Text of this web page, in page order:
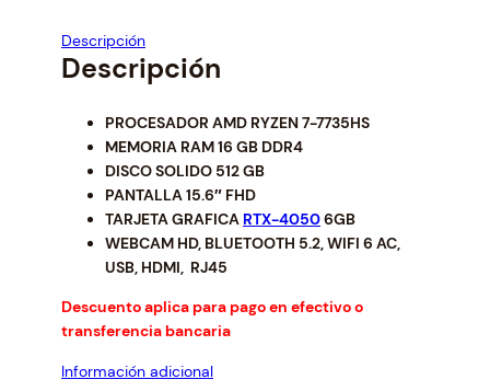
c
e
w
s
:
$
1
3
9
8
.
6
.
s
$
1
2
9
5
.
0
0
.
Descripción
Descripción
PROCESADOR AMD RYZEN 7-7735HS
MEMORIA RAM 16 GB DDR4
DISCO SOLIDO 512 GB
PANTALLA 15.6″ FHD
TARJETA GRAFICA RTX-40506GB
WEBCAM HD, BLUETOOTH 5.2, WIFI 6 AC,
USB, HDMI, RJ45
Descuento aplica para pago en efectivo o
transferencia bancaria
Información adicional